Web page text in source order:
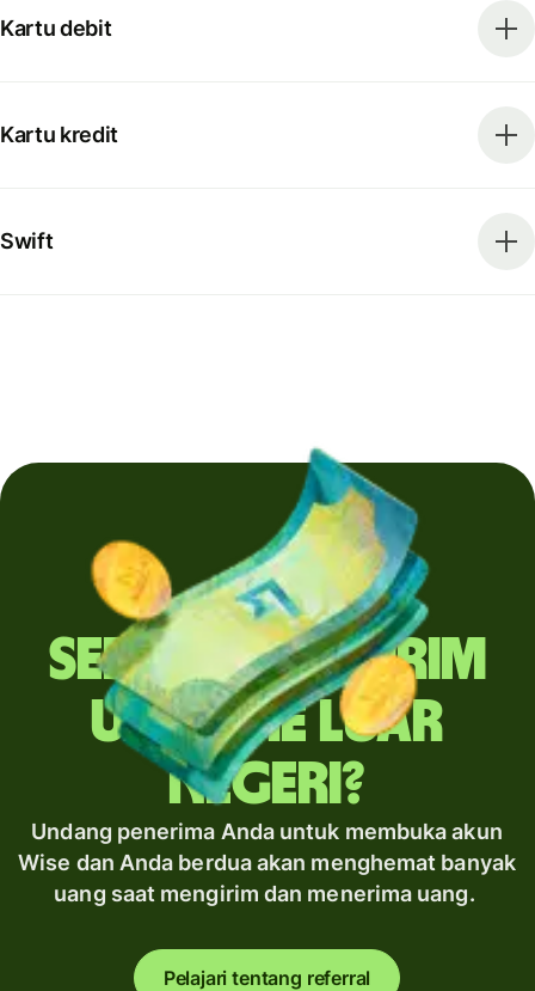
Kartu debit
Kartu kredit
Swift
Sering mengirim
uang ke luar
negeri?
Undang penerima Anda untuk membuka akun
Wise dan Anda berdua akan menghemat banyak
uang saat mengirim dan menerima uang.
Pelajari tentang referral